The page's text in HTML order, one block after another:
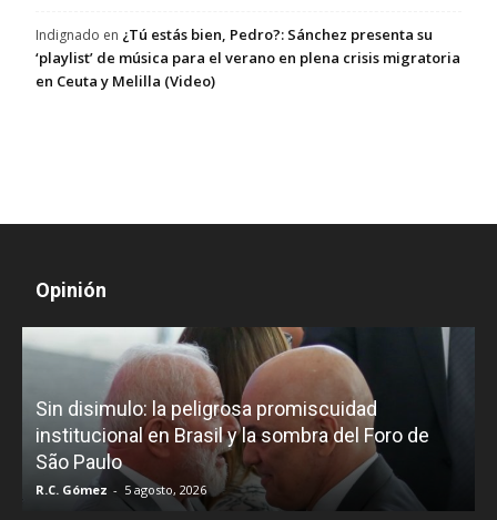
Indignado en ¿Tú estás bien, Pedro?: Sánchez presenta su
‘playlist’ de música para el verano en plena crisis migratoria
en Ceuta y Melilla (Video)
Opinión
Sin disimulo: la peligrosa promiscuidad
institucional en Brasil y la sombra del Foro de
São Paulo
R.C. Gómez - 5 agosto, 2026